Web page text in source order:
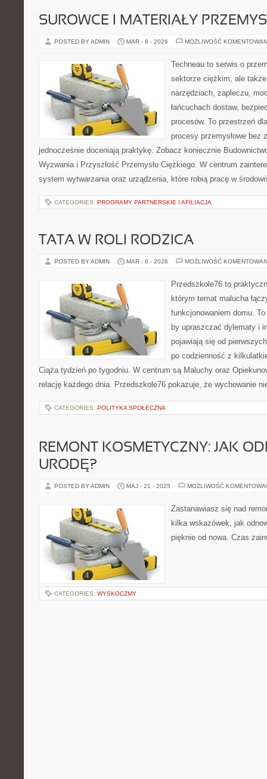
SUROWCE I MATERIAŁY
POSTED BY ADMIN MAR - 8 - 2026 MOŻLIWOŚĆ
Techneau to serwis o
sektorze ciężkim, ale
narzędziach, zapleczu,
łańcuchach dostaw,
procesów. To przestrzeń
procesy przemysłowe bez
jednocześnie doceniają praktykę. Zobacz koniecznie
Wyzwania i Przyszłość Przemysłu Ciężkiego. W centrum
system wytwarzania oraz urządzenia, które robią pracę w
CATEGORIES: PROGRAMY PARTNERSKIE I AFILIACJA
TATA W ROLI RODZICA
POSTED BY ADMIN MAR - 6 - 2026 MOŻLIWOŚĆ
Przedszkole76 to
którym temat malucha
funkcjonowaniem domu.
by upraszczać dylematy i
pojawiają się od
po codzienność z
Ciąża tydzień po tygodniu. W centrum są Maluchy oraz
relację każdego dnia. Przedszkole76 pokazuje, że wychowanie
CATEGORIES: POLITYKA SPOŁECZNA
REMONT KOSMETYCZNY: JAK
URODĘ?
POSTED BY ADMIN MAJ - 21 - 2025 MOŻLIWOŚĆ
Zastanawiasz się nad
kilka wskazówek, jak
pięknie od nowa. Czas
CATEGORIES: WYSKOCZMY